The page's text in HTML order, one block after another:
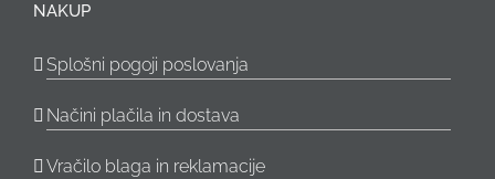
NAKUP
Splošni pogoji poslovanja
Načini plačila in dostava
Vračilo blaga in reklamacije